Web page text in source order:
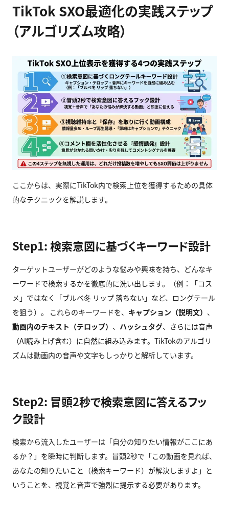
TikTok SXO最適化の実践ステップ
（アルゴリズム攻略）
ここからは、実際にTikTok内で検索上位を獲得するための具体
的なテクニックを解説します。
Step1: 検索意図に基づくキーワード設計
ターゲットユーザーがどのような悩みや興味を持ち、どんなキ
ーワードで検索するかを徹底的に洗い出します。（例：「コス
メ」ではなく「ブルベ冬 リップ 落ちない」など、ロングテール
を狙う）。 これらのキーワードを、 キャプション（説明文） 、
動画内のテキスト（テロップ） 、 ハッシュタグ、さらには音声
（AI読み上げ含む）に自然に組み込みます。TikTokのアルゴリ
ズムは動画内の音声や文字もしっかりと解析しています。
Step2: 冒頭2秒で検索意図に答えるフッ
ク設計
検索から流入したユーザーは「自分の知りたい情報がここにあ
るか？」を瞬時に判断します。冒頭2秒で「この動画を見れば、
あなたの知りたいこと（検索キーワード）が解決しますよ」と
いうことを、視覚と音声で強烈に提示する必要があります。